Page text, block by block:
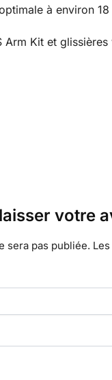
à environ
Arm Kit et
votre
sera pas publiée.